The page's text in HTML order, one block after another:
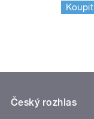
Koupit
Český rozhlas